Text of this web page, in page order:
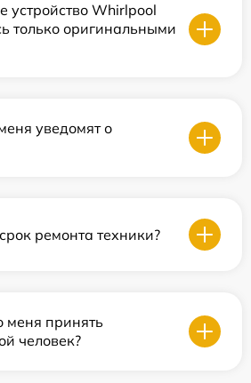
устройство Whirlpool
только оригинальными
уведомят о
ремонта техники?
меня принять
человек?